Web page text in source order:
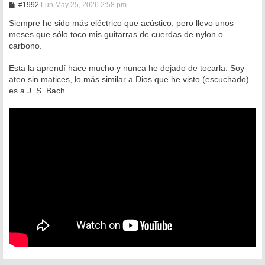
#1992M
n
s
a
j
Lun May 25, 2026 2:58 pm
Siempre he sido más eléctrico que acústico, pero llevo unos
meses que sólo toco mis guitarras de cuerdas de nylon o
carbono.
Esta la aprendí hace mucho y nunca he dejado de tocarla. Soy
ateo sin matices, lo más similar a Dios que he visto (escuchado)
es a J. S. Bach...